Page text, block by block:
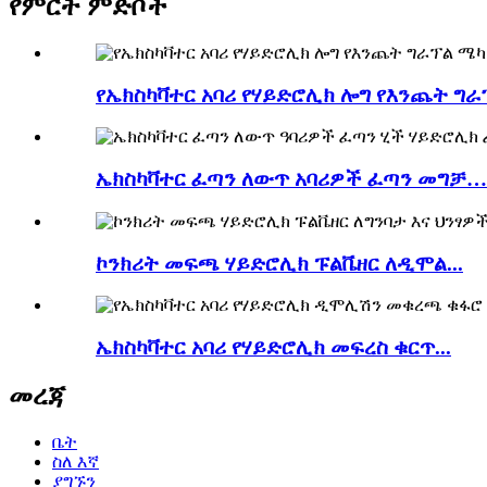
የምርት ምድቦች
የኤክስካቫተር አባሪ የሃይድሮሊክ ሎግ የእንጨት
ኤክስካቫተር ፈጣን ለውጥ አባሪዎች ፈጣን መግቻ…
ኮንክሪት መፍጫ ሃይድሮሊክ ፑልቬዘር ለዲሞል...
ኤክስካቫተር አባሪ የሃይድሮሊክ መፍረስ ቁርጥ...
መረጃ
ቤት
ስለ እኛ
ያግኙን